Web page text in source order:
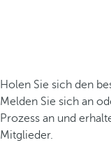
Holen Sie sich den
Melden Sie sich an
Prozess an und
Mitglieder.